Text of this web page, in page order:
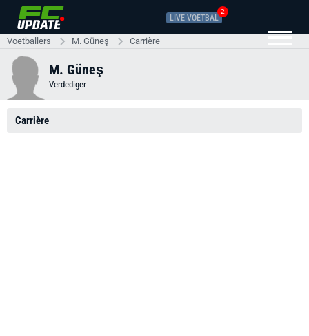
LIVE VOETBAL
2
Voetballers M. Güneş Carrière
M. Güneş
Verdediger
Carrière